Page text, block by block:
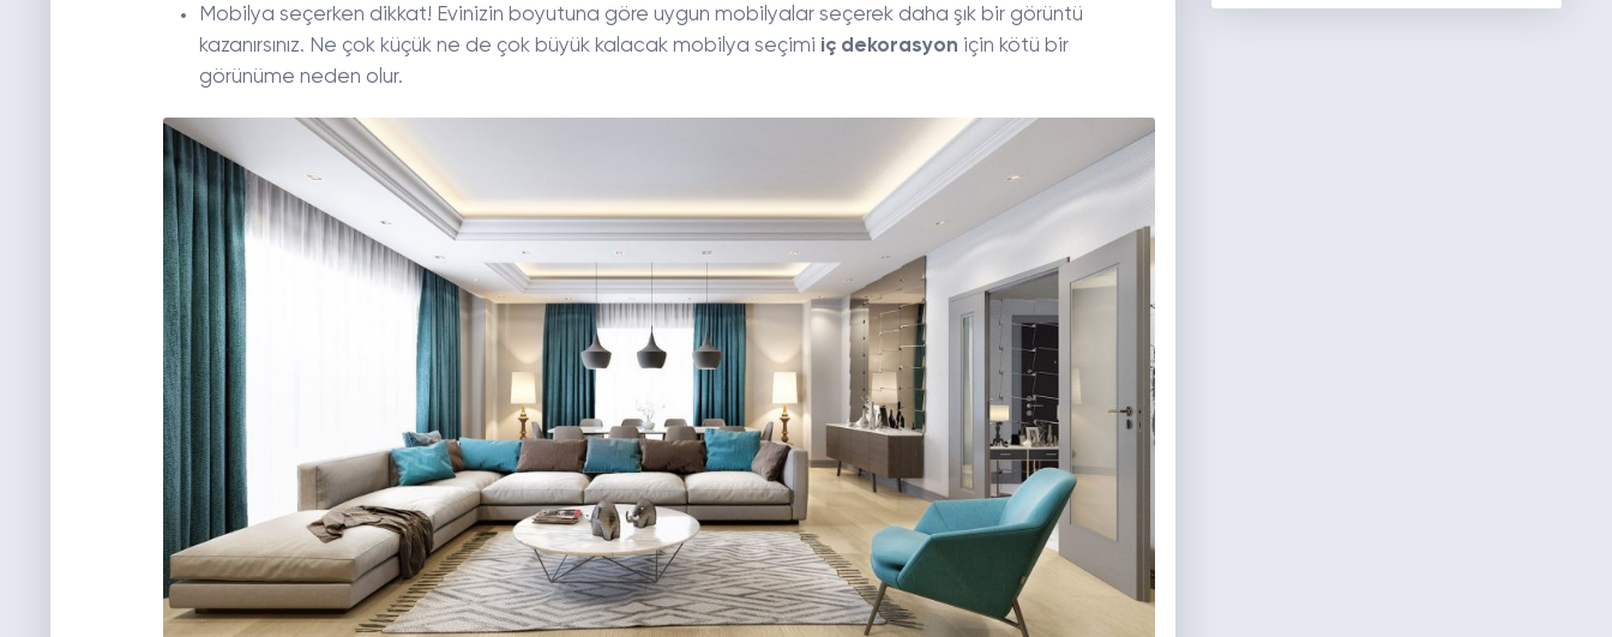
Mobilya seçerken dikkat! Evinizin boyutuna göre uygun mobilyalar seçerek daha şık bir görüntü
kazanırsınız. Ne çok küçük ne de çok büyük kalacak mobilya seçimi iç dekorasyon için kötü bir
görünüme neden olur.